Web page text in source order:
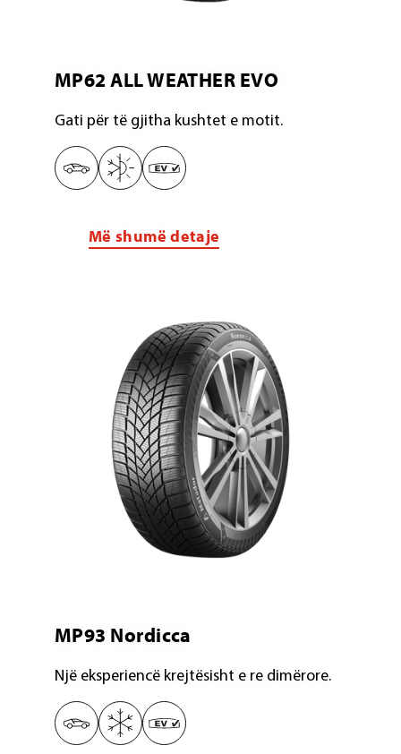
MP62 ALL WEATHER EVO
Gati për të gjitha kushtet e motit.
Më shumë detaje
MP93 Nordicca
Një eksperiencë krejtësisht e re dimërore.